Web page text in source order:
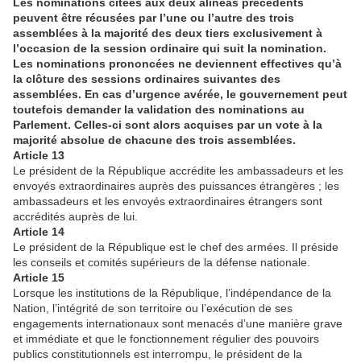
peuvent être récusées par l’une ou l’autre des trois
assemblées à la majorité des deux tiers exclusivement à
l’occasion de la session ordinaire qui suit la nomination.
Les nominations prononcées ne deviennent effectives qu’à
la clôture des sessions ordinaires suivantes des
assemblées. En cas d’urgence avérée, le gouvernement peut
toutefois demander la validation des nominations au
Parlement. Celles-ci sont alors acquises par un vote à la
majorité absolue de chacune des trois assemblées.
Article 13
Le président de la République accrédite les ambassadeurs et les
envoyés extraordinaires auprès des puissances étrangères ; les
ambassadeurs et les envoyés extraordinaires étrangers sont
accrédités auprès de lui.
Article 14
Le président de la République est le chef des armées. Il préside
les conseils et comités supérieurs de la défense nationale.
Article 15
Lorsque les institutions de la République, l’indépendance de la
Nation, l’intégrité de son territoire ou l’exécution de ses
engagements internationaux sont menacés d’une manière grave
et immédiate et que le fonctionnement régulier des pouvoirs
publics constitutionnels est interrompu, le président de la